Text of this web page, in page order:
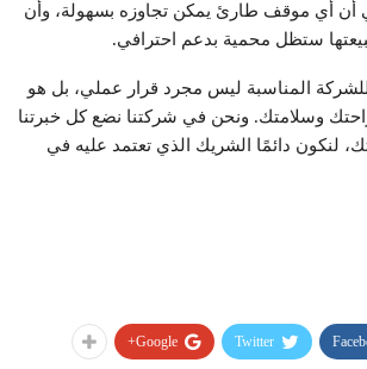
أن أي موقف طارئ يمكن تجاوزه بسهولة، وأن
ستظل محمية بدعم احترافي.
للشركة المناسبة ليس مجرد قرار عملي، بل هو
وسلامتك. ونحن في شركتنا نضع كل خبرتنا
لنكون دائمًا الشريك الذي تعتمد عليه في
Twitter
Google+